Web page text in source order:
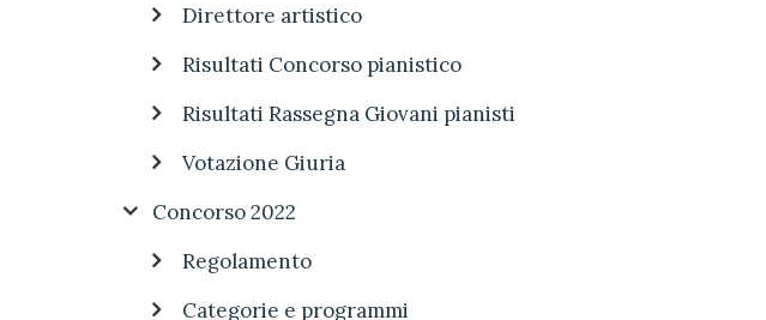
Direttore artistico
Risultati Concorso pianistico
Risultati Rassegna Giovani pianisti
Votazione Giuria
Concorso 2022
Regolamento
Categorie e programmi